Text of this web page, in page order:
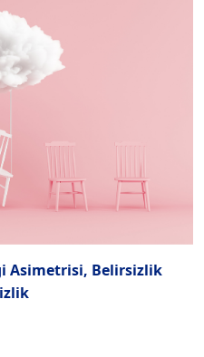
Asimetrisi, Belirsizlik